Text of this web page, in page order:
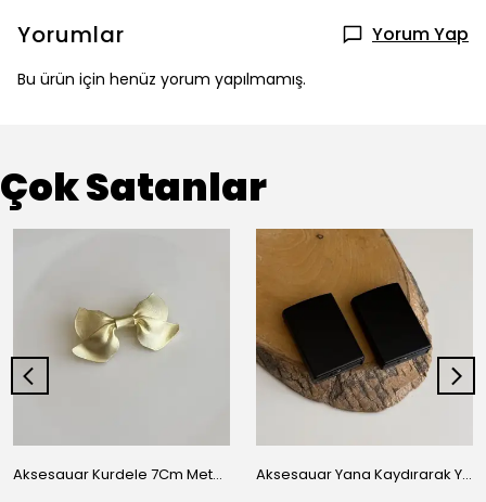
Yorumlar Yorum Yap
Bu ürün için henüz yorum yapılmamış.
Çok Satanlar
Aksesauar Kurdele 7Cm Metal Pens Toka Aksesauar Yana Kaydırarak Yanmalı Kum Siyah Çakmak